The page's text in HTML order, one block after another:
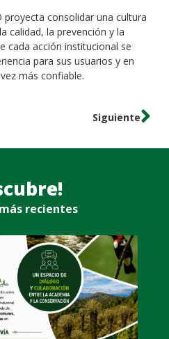
proyecta consolidar una cultura
calidad, la prevención y la
cada acción institucional se
para sus usuarios y en
más confiable.
Siguiente
recientes